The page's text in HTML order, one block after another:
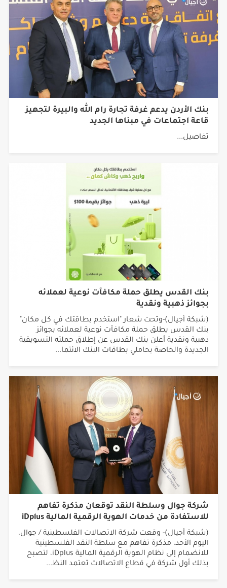
بنك الأردن يدعم غرفة تجارة رام الله والبيرة لتجهيز
قاعة اجتماعات في مبناها الجديد
بنك القدس يطلق حملة مكافآت نوعية لعملائه
بجوائز ذهبية ونقدية
(شبكة أجيال)-وتحت شعار "استخدم بطاقتك في كل مكان"
بنك القدس يطلق حملة مكافآت نوعية لعملائه بجوائز
ذهبية ونقدية أعلن بنك القدس عن إطلاق حملته التسويقية
شركة جوال وسلطة النقد توقعان مذكرة تفاهم
للاستفادة من خدمات الهوية الرقمية المالية iDplus
(شبكة أجيال)- وقعت شركة الاتصالات الفلسطينية / جوال،
اليوم الأحد، مذكرة تفاهم مع سلطة النقد الفلسطينية
للانضمام إلى نظام الهوية الرقمية المالية iDplus، لتصبح